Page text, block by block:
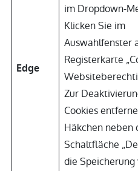
Edge
im Dropdown-
Klicken Sie im
Auswahlfenster
Registerkarte
Zur
Cookies
Häkchen neben
Schaltfläche
die Speicherung